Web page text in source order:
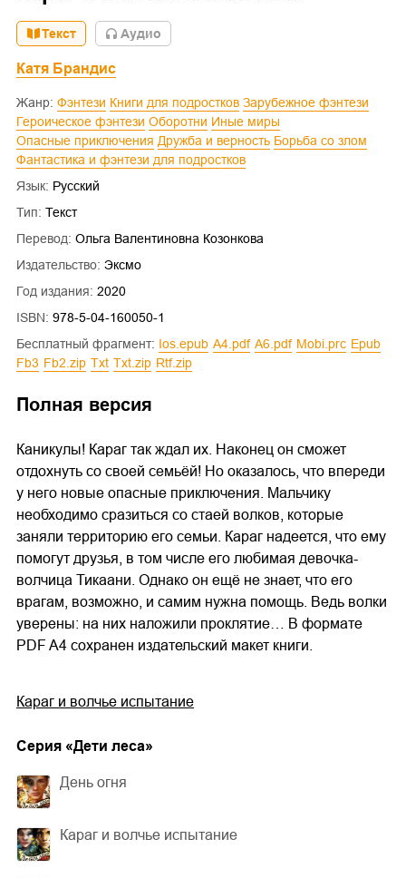
Текст Aудио
Катя Брандис
Жанр: Фэнтези Книги для подростков
Зарубежное фэнтези
Героическое фэнтези
Оборотни
Иные миры
Опасные приключения
Дружба и верность
Борьба со злом
Фантастика и фэнтези для подростков
Язык: Русский
Тип: Текст
Перевод: Ольга Валентиновна Козонкова
Издательство: Эксмо
Год издания: 2020
ISBN: 978-5-04-160050-1
Бесплатный фрагмент: ios.epub a4.pdf a6.pdf mobi.prc
epub
fb3
fb2.zip txt txt.zip rtf.zip
Полная версия
Каникулы! Караг так ждал их. Наконец он сможет
отдохнуть со своей семьёй! Но оказалось, что впереди
у него новые опасные приключения. Мальчику
необходимо сразиться со стаей волков, которые
заняли территорию его семьи. Караг надеется, что ему
помогут друзья, в том числе его любимая девочка-
волчица Тикаани. Однако он ещё не знает, что его
врагам, возможно, и самим нужна помощь. Ведь волки
уверены: на них наложили проклятие… В формате
PDF A4 сохранен издательский макет книги.
Караг и волчье испытание
Cерия «Дети леса»
День огня
Караг и волчье испытание